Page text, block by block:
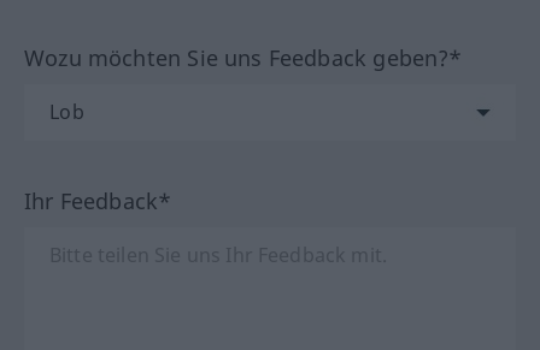
Wozu möchten Sie uns Feedback geben?*
Ihr Feedback*